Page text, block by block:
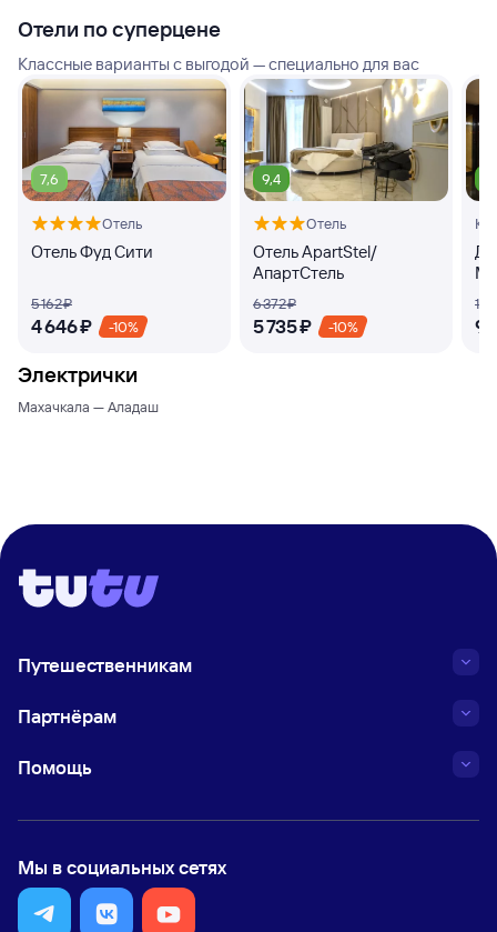
Отели по суперцене
Классные варианты с выгодой — специально для вас
7,6
Отель
Отель Фуд Сити
5 ⁠162 ⁠₽
4 ⁠646 ⁠₽ -10%
9,4
Отель
Отель ApartStel/
АпартСтель
6 ⁠372 ⁠₽
5 ⁠735 ⁠₽ -10%
10
9
Электрички
Махачкала — Аладаш
Путешественникам
Партнёрам
Помощь
Мы в социальных сетях